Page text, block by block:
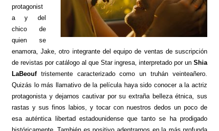
protagonist
a y del
chico de
quien se
enamora, Jake, otro integrante del equipo de ventas de suscripción
de revistas por catálogo al que Star ingresa, interpretado por unShia
LaBeouftristemente caracterizado como un truhán veinteañero.
Quizás lo más llamativo de la película haya sido conocer a la actriz
protagonista y dejarnos cautivar por su extraña belleza étnica, sus
rastas y sus finos labios, y tocar con nuestros dedos un poco de
esa auténtica libertad estadounidense que tanto se ha prodigado